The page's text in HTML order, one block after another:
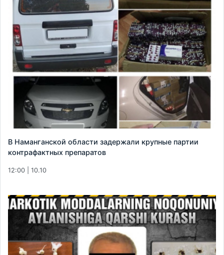
В Наманганской области задержали крупные партии
контрафактных препаратов
12:00 | 10.10